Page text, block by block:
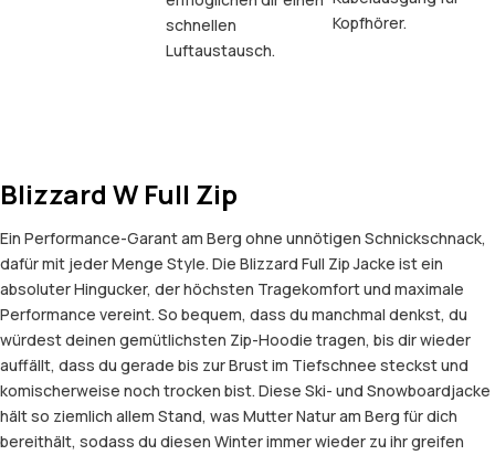
schnellen
Luftaustausch.
Kopfhörer.
Blizzard W Full Zip
Ein Performance-Garant am Berg ohne unnötigen Schnickschnack,
dafür mit jeder Menge Style. Die Blizzard Full Zip Jacke ist ein
absoluter Hingucker, der höchsten Tragekomfort und maximale
Performance vereint. So bequem, dass du manchmal denkst, du
würdest deinen gemütlichsten Zip-Hoodie tragen, bis dir wieder
auffällt, dass du gerade bis zur Brust im Tiefschnee steckst und
komischerweise noch trocken bist. Diese Ski- und Snowboardjacke
hält so ziemlich allem Stand, was Mutter Natur am Berg für dich
bereithält, sodass du diesen Winter immer wieder zu ihr greifen